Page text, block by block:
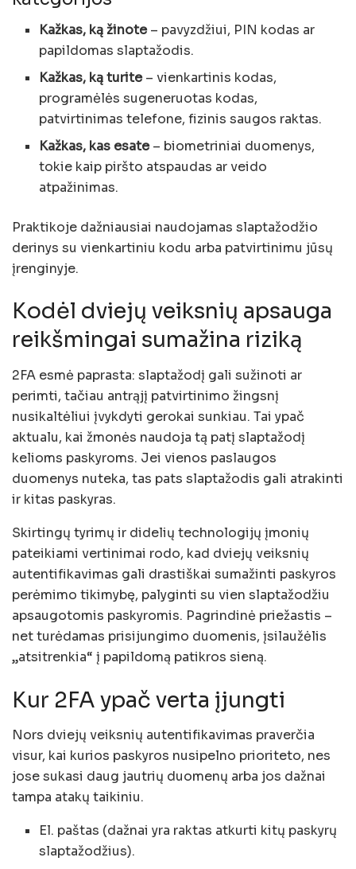
Kažkas, ką žinote– pavyzdžiui, PIN kodas ar
papildomas slaptažodis.
Kažkas, ką turite– vienkartinis kodas,
programėlės sugeneruotas kodas,
patvirtinimas telefone, fizinis saugos raktas.
Kažkas, kas esate– biometriniai duomenys,
tokie kaip piršto atspaudas ar veido
atpažinimas.
Praktikoje dažniausiai naudojamas slaptažodžio
derinys su vienkartiniu kodu arba patvirtinimu jūsų
įrenginyje.
Kodėl dviejų veiksnių apsauga
reikšmingai sumažina riziką
2FA esmė paprasta: slaptažodį gali sužinoti ar
perimti, tačiau antrąjį patvirtinimo žingsnį
nusikaltėliui įvykdyti gerokai sunkiau. Tai ypač
aktualu, kai žmonės naudoja tą patį slaptažodį
kelioms paskyroms. Jei vienos paslaugos
duomenys nuteka, tas pats slaptažodis gali atrakinti
ir kitas paskyras.
Skirtingų tyrimų ir didelių technologijų įmonių
pateikiami vertinimai rodo, kad dviejų veiksnių
autentifikavimas gali drastiškai sumažinti paskyros
perėmimo tikimybę, palyginti su vien slaptažodžiu
apsaugotomis paskyromis. Pagrindinė priežastis –
net turėdamas prisijungimo duomenis, įsilaužėlis
„atsitrenkia“ į papildomą patikros sieną.
Kur 2FA ypač verta įjungti
Nors dviejų veiksnių autentifikavimas praverčia
visur, kai kurios paskyros nusipelno prioriteto, nes
jose sukasi daug jautrių duomenų arba jos dažnai
tampa atakų taikiniu.
El. paštas (dažnai yra raktas atkurti kitų paskyrų
slaptažodžius).